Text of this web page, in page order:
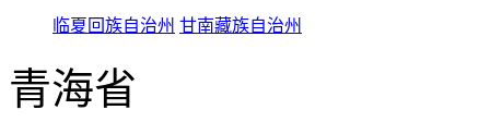
临夏回族自治州 甘南藏族自治州
青海省